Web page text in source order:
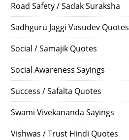
Road Safety / Sadak Suraksha
Sadhguru Jaggi Vasudev Quotes
Social / Samajik Quotes
Social Awareness Sayings
Success / Safalta Quotes
Swami Vivekananda Sayings
Vishwas / Trust Hindi Quotes